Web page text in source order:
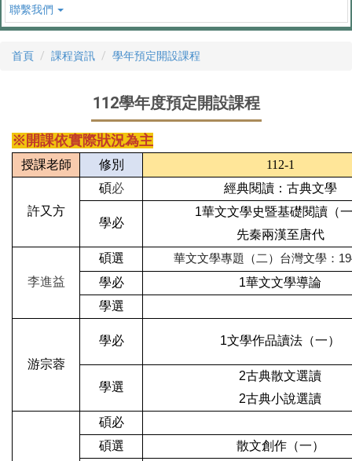
聯繫我們
首頁 課程資訊 學年預定開設課程
112學年度預定開設課程
※開課依實際狀況為主
授課老師 修別 112-1
許又方
碩必 經典閱讀：古典文學
學必
1華文文學史暨基礎閱讀（
先秦兩漢至唐代
李進益
碩選 華文文學專題（二）台灣文學：
學必 1華文文學導論
學選
游宗蓉
學必 1文學作品讀法（一）
學選
2古典散文選讀
2古典小說選讀
碩必
碩選 散文創作（一）